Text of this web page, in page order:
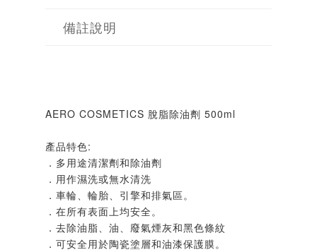
備註說明
AERO COSMETICS 脫脂除油劑 500ml
產品特色:
．多用途清潔劑和除油劑
．用作濕洗或無水清洗
．車輪、輪胎、引擎和排氣區。
．在所有表面上均安全。
．去除油脂、油、廢氣煙灰和黑色條紋
．可安全用於陶瓷塗層和油漆保護膜。